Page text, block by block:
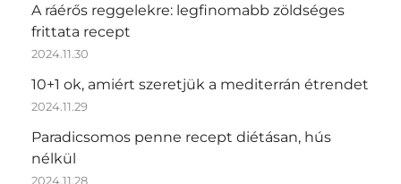
A ráérős reggelekre: legfinomabb zöldséges
frittata recept
2024.11.30
10+1 ok, amiért szeretjük a mediterrán étrendet
2024.11.29
Paradicsomos penne recept diétásan, hús
nélkül
2024.11.28